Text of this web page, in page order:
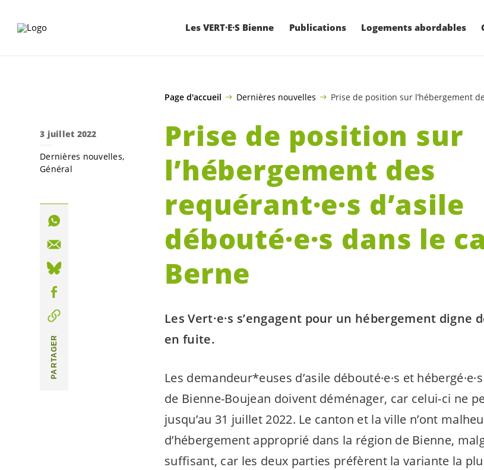
Les VERT·E·S Bienne Publications Logements abordables
Page d'accueil Dernières nouvelles Prise de position sur l’hébergement
Prise de position sur
l’hébergement des
requérant·e·s d’asile
débouté·e·s dans le
Berne
LesVert·e·s s’engagent pour un hébergement digne
en fuite.
Les demandeur*euses d’asile débouté·e·s et hébergé·e·s
de Bienne-Boujean doivent déménager, car celui-ci ne
jusqu’au 31 juillet 2022. Le canton et la ville n’ont
d’hébergement approprié dans la région de Bienne,
suffisant, car les deux parties préfèrent la variante la
3 juillet 2022
Dernières nouvelles
Général
PARTAGER